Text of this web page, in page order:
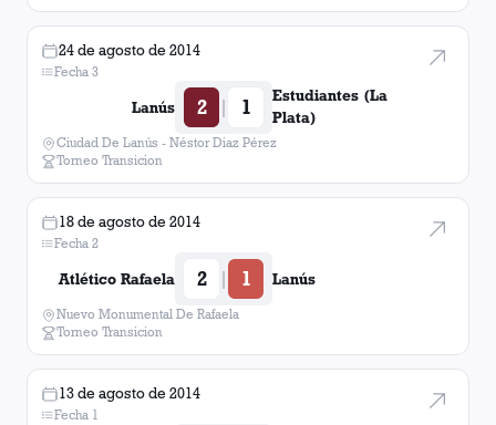
24 de agosto de 2014
Fecha 3
Lanús 2 | 1
Estudiantes (La
Plata)
Ciudad De Lanús - Néstor Diaz Pérez
Torneo Transicion
18 de agosto de 2014
Fecha 2
Atlético Rafaela 2 | 1 Lanús
Nuevo Monumental De Rafaela
Torneo Transicion
13 de agosto de 2014
Fecha 1